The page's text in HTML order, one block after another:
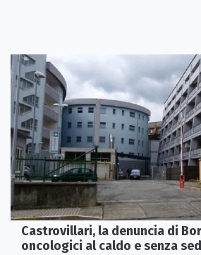
Castrovillari, la denuncia di
oncologici al caldo e senza